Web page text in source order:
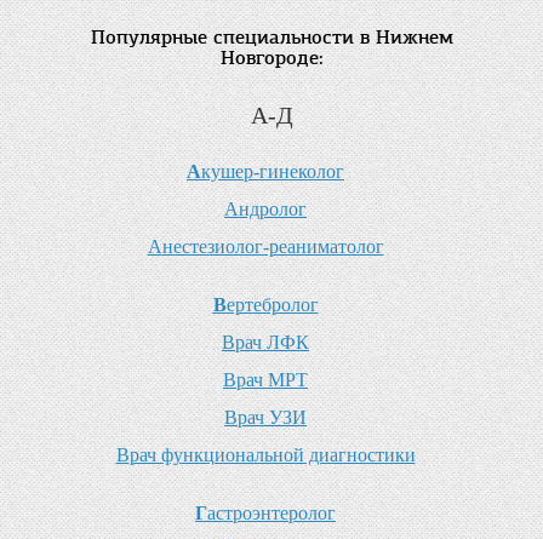
Популярные специальности в Нижнем
Новгороде:
А-Д
Акушер-гинеколог
Андролог
Анестезиолог-реаниматолог
Вертебролог
Врач ЛФК
Врач МРТ
Врач УЗИ
Врач функциональной диагностики
Гастроэнтеролог